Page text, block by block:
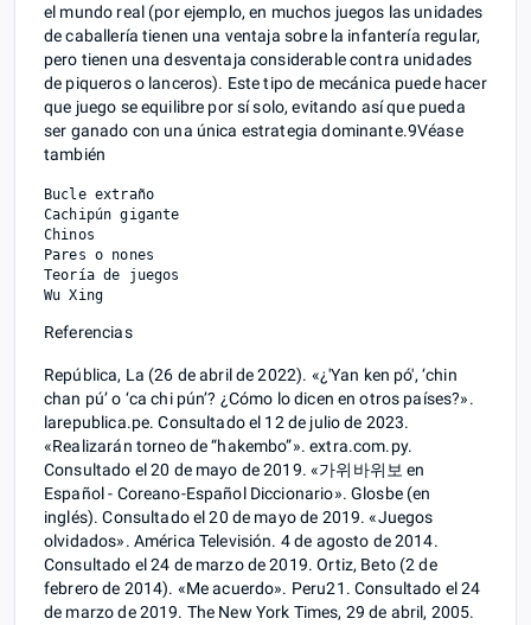
el mundo real (por ejemplo, en muchos juegos las unidades
de caballería tienen una ventaja sobre la infantería regular,
pero tienen una desventaja considerable contra unidades
de piqueros o lanceros). Este tipo de mecánica puede hacer
que juego se equilibre por sí solo, evitando así que pueda
ser ganado con una única estrategia dominante.9​ Véase
también
Bucle extraño
Cachipún gigante
Chinos
Pares o nones
Teoría de juegos
Referencias
República, La (26 de abril de 2022). «¿'Yan ken pó', ‘chin
chan pú’ o ‘ca chi pún’? ¿Cómo lo dicen en otros países?».
larepublica.pe. Consultado el 12 de julio de 2023.
«Realizarán torneo de “hakembo”». extra.com.py.
Consultado el 20 de mayo de 2019. «가위바위보 en
Español - Coreano-Español Diccionario». Glosbe (en
inglés). Consultado el 20 de mayo de 2019. «Juegos
olvidados». América Televisión. 4 de agosto de 2014.
Consultado el 24 de marzo de 2019. Ortiz, Beto (2 de
febrero de 2014). «Me acuerdo». Peru21. Consultado el 24
de marzo de 2019. The New York Times, 29 de abril, 2005.